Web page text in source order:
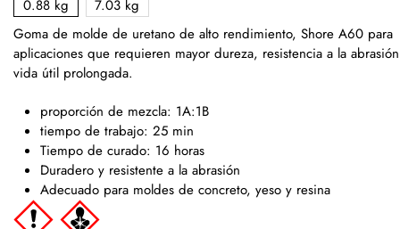
0.88 kg
7.03 kg
Goma de molde de uretano de alto rendimiento, Shore A60 para
aplicaciones que requieren mayor dureza, resistencia a la
vida útil prolongada.
proporción de mezcla: 1A:1B
tiempo de trabajo: 25 min
Tiempo de curado: 16 horas
Duradero y resistente a la abrasión
Adecuado para moldes de concreto, yeso y resina